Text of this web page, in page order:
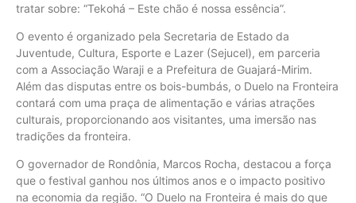
tratar sobre: “Tekohá – Este chão é nossa essência”.
O evento é organizado pela Secretaria de Estado da
Juventude, Cultura, Esporte e Lazer (Sejucel), em parceria
com a Associação Waraji e a Prefeitura de Guajará-Mirim.
Além das disputas entre os bois-bumbás, o Duelo na Fronteira
contará com uma praça de alimentação e várias atrações
culturais, proporcionando aos visitantes, uma imersão nas
tradições da fronteira.
O governador de Rondônia, Marcos Rocha, destacou a força
que o festival ganhou nos últimos anos e o impacto positivo
na economia da região. “O Duelo na Fronteira é mais do que